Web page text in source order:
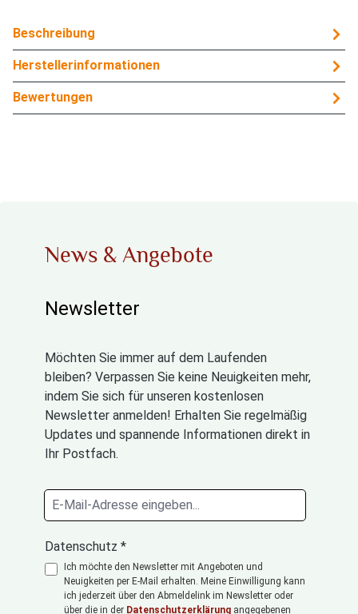
Beschreibung
Herstellerinformationen
Bewertungen
News & Angebote
Newsletter
Möchten Sie immer auf dem Laufenden
bleiben? Verpassen Sie keine Neuigkeiten mehr,
indem Sie sich für unseren kostenlosen
Newsletter anmelden! Erhalten Sie regelmäßig
Updates und spannende Informationen direkt in
Ihr Postfach.
Datenschutz *
Ich möchte den Newsletter mit Angeboten und
Neuigkeiten per E-Mail erhalten. Meine Einwilligung kann
ich jederzeit über den Abmeldelink im Newsletter oder
über die in der Datenschutzerklärung angegebenen